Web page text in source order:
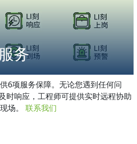
务
6项服务保障。无论您遇到任何问
时响应，工程师可提供实时远程协助
场。 联系我们